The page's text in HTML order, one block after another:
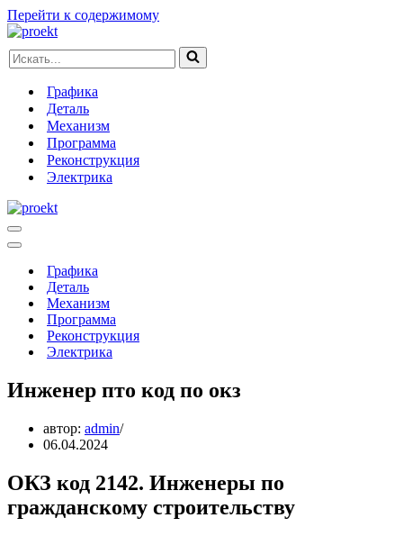
Перейти к содержимому
Искать...
Графика
Деталь
Механизм
Программа
Реконструкция
Электрика
Меню
навигации
Меню
навигацииГрафика
Деталь
Механизм
Программа
Реконструкция
Электрика
Инженер пто код по окз
автор: admin
06.04.2024
ОКЗ код 2142. Инженеры по
гражданскому строительству